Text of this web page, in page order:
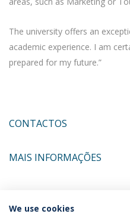
The university offers an
academic experience. I am
prepared for my future.”
CONTACTOS
MAIS INFORMAÇÕES
COORDENADORES
We use cookies